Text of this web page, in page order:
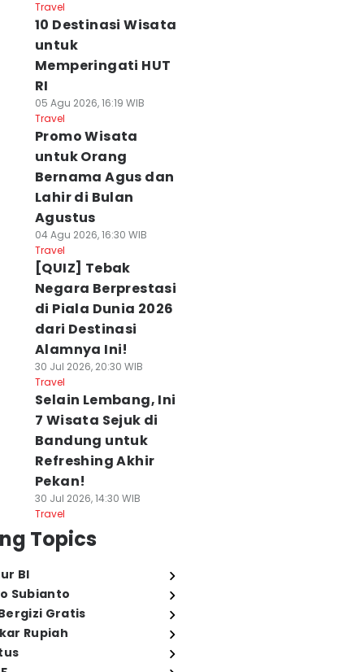
Travel
10 Destinasi Wisata
untuk
Memperingati HUT
RI
05 Agu 2026, 16:19 WIB
Travel
Promo Wisata
untuk Orang
Bernama Agus dan
Lahir di Bulan
Agustus
04 Agu 2026, 16:30 WIB
Travel
[QUIZ] Tebak
Negara Berprestasi
di Piala Dunia 2026
dari Destinasi
Alamnya Ini!
30 Jul 2026, 20:30 WIB
Travel
Selain Lembang, Ini
7 Wisata Sejuk di
Bandung untuk
Refreshing Akhir
Pekan!
30 Jul 2026, 14:30 WIB
Travel
Topics
BI
Subianto
Gratis
Rupiah